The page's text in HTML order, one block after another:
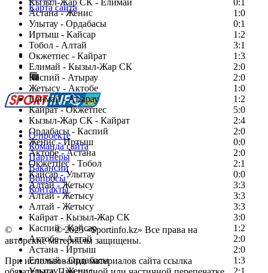
Кызыл-Жар СК - Елимай
0:1
Астана - Женис
1:0
Улытау - Ордабасы
0:1
Иртыш - Кайсар
1:2
Тобол - Алтай
3:1
Окжетпес - Кайрат
1:3
Елимай - Кызыл-Жар СК
2:0
Каспий - Атырау
2:0
Жетысу - Актобе
1:0
Елимай - Атырау
1:2
Кайрат - Окжетпес
5:0
Кызыл-Жар СК - Кайрат
2:4
Ордабасы - Каспий
2:0
Женис - Иртыш
0:0
Актобе - Астана
2:0
Окжетпес - Тобол
2:1
Кайсар - Улытау
0:0
Алтай - Жетысу
3:3
Алтай - Жетысу
3:3
Алтай - Жетысу
3:3
Кайрат - Кызыл-Жар СК
3:0
Каспий - Кайсар
1:2
Актобе - Алтай
2:0
Астана - Иртыш
2:0
Елимай - Ордабасы
1:3
Карта сайта
Есть идея?
Сообщить о мероприятии
Перейти на старый сайт
О проекте
Команда сайта
Партнеры
Вакансии
Вопросы
Контакты
© Copyright© 2025 «Sportinfo.kz» Все права на
авторские материалы защищены.
При использовании материалов сайта ссылка